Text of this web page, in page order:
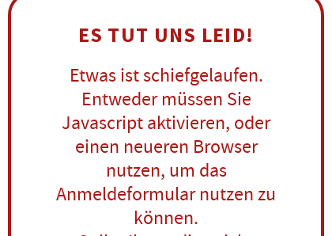
ES TUT UNS LEID!
Etwas ist schiefgelaufen.
Entweder müssen Sie
Javascript aktivieren, oder
einen neueren Browser
nutzen, um das
Anmeldeformular nutzen zu
können.